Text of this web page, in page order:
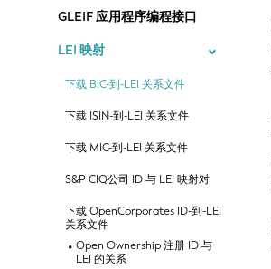
GLEIF 应用程序编程接口
LEI 映射
下载 BIC-到-LEI 关系文件
下载 ISIN-到-LEI 关系文件
下载 MIC-到-LEI 关系文件
S&P CIQ公司 ID 与 LEI 映射对
下载 OpenCorporates ID-到-LEI
关系文件
Open Ownership 注册 ID 与
LEI 的关系